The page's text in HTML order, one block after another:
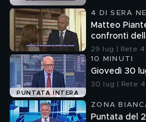
4 DI SERA
Matteo
confronti
29 lug | Rete 4
PUNTATA INTERA
10 MINUTI
Giovedì 30
30 lug | Rete 4
ZONA
Puntata del